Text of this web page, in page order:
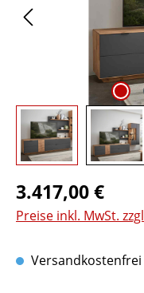
Regulärer Preis:
3.417,00 €
Preise inkl. MwSt.
Versandkostenfrei